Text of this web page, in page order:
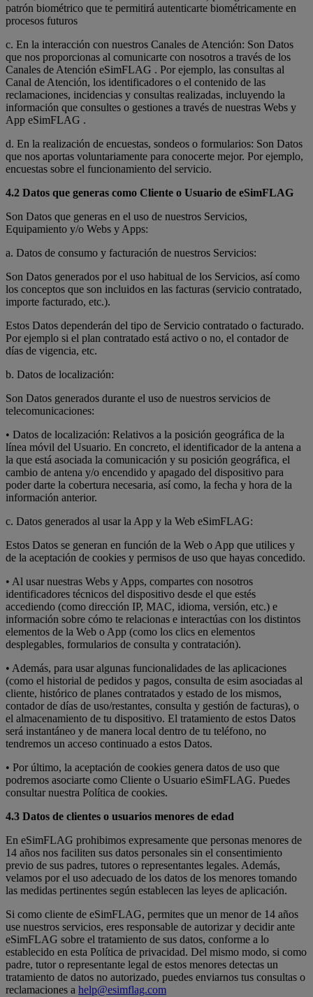
patrón biométrico que te permitirá autenticarte biométricamente en
procesos futuros
c. En la interacción con nuestros Canales de Atención: Son Datos
que nos proporcionas al comunicarte con nosotros a través de los
Canales de Atención eSimFLAG . Por ejemplo, las consultas al
Canal de Atención, los identificadores o el contenido de las
reclamaciones, incidencias y consultas realizadas, incluyendo la
información que consultes o gestiones a través de nuestras Webs y
App eSimFLAG .
d. En la realización de encuestas, sondeos o formularios: Son Datos
que nos aportas voluntariamente para conocerte mejor. Por ejemplo,
encuestas sobre el funcionamiento del servicio.
4.2 Datos que generas como Cliente o Usuario de eSimFLAG
Son Datos que generas en el uso de nuestros Servicios,
Equipamiento y/o Webs y Apps:
a. Datos de consumo y facturación de nuestros Servicios:
Son Datos generados por el uso habitual de los Servicios, así como
los conceptos que son incluidos en las facturas (servicio contratado,
importe facturado, etc.).
Estos Datos dependerán del tipo de Servicio contratado o facturado.
Por ejemplo si el plan contratado está activo o no, el contador de
días de vigencia, etc.
b. Datos de localización:
Son Datos generados durante el uso de nuestros servicios de
telecomunicaciones:
• Datos de localización: Relativos a la posición geográfica de la
línea móvil del Usuario. En concreto, el identificador de la antena a
la que está asociada la comunicación y su posición geográfica, el
cambio de antena y/o encendido y apagado del dispositivo para
poder darte la cobertura necesaria, así como, la fecha y hora de la
información anterior.
c. Datos generados al usar la App y la Web eSimFLAG:
Estos Datos se generan en función de la Web o App que utilices y
de la aceptación de cookies y permisos de uso que hayas concedido.
• Al usar nuestras Webs y Apps, compartes con nosotros
identificadores técnicos del dispositivo desde el que estés
accediendo (como dirección IP, MAC, idioma, versión, etc.) e
información sobre cómo te relacionas e interactúas con los distintos
elementos de la Web o App (como los clics en elementos
desplegables, formularios de consulta y contratación).
• Además, para usar algunas funcionalidades de las aplicaciones
(como el historial de pedidos y pagos, consulta de esim asociadas al
cliente, histórico de planes contratados y estado de los mismos,
contador de días de uso/restantes, consulta y gestión de facturas), o
el almacenamiento de tu dispositivo. El tratamiento de estos Datos
será instantáneo y de manera local dentro de tu teléfono, no
tendremos un acceso continuado a estos Datos.
• Por último, la aceptación de cookies genera datos de uso que
podremos asociarte como Cliente o Usuario eSimFLAG. Puedes
consultar nuestra Política de cookies.
4.3 Datos de clientes o usuarios menores de edad
En eSimFLAG prohibimos expresamente que personas menores de
14 años nos faciliten sus datos personales sin el consentimiento
previo de sus padres, tutores o representantes legales. Además,
velamos por el uso adecuado de los datos de los menores tomando
las medidas pertinentes según establecen las leyes de aplicación.
Si como cliente de eSimFLAG, permites que un menor de 14 años
use nuestros servicios, eres responsable de autorizar y decidir ante
eSimFLAG sobre el tratamiento de sus datos, conforme a lo
establecido en esta Política de privacidad. Del mismo modo, si como
padre, tutor o representante legal de estos menores detectas un
tratamiento de datos no autorizado, puedes enviarnos tus consultas o
reclamaciones a help@esimflag.com